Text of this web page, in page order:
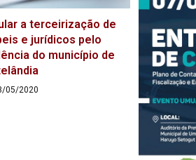
a terceirização de
e jurídicos pelo
do município de
05/2020